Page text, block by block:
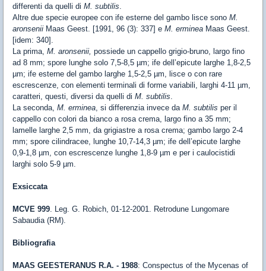
differenti da quelli di M. subtilis
Altre due specie europee con ife esterne del gambo lisce sono M.
aronsenii Maas Geest. [1991, 96 (3): 337] e M. erminea Maas Geest.
[idem: 340].
La prima, M. aronsenii, possiede un cappello grigio-bruno, largo fino
ad 8 mm; spore lunghe solo 7,5-8,5 µm; ife dell’epicute larghe 1,8-2,5
µm; ife esterne del gambo larghe 1,5-2,5 µm, lisce o con rare
escrescenze, con elementi terminali di forme variabili, larghi 4-11 µm,
caratteri, questi, diversi da quelli di M. subtilis
La seconda, M. erminea , si differenzia invece da M. subtilis per il
cappello con colori da bianco a rosa crema, largo fino a 35 mm;
lamelle larghe 2,5 mm, da grigiastre a rosa crema; gambo largo 2-4
mm; spore cilindracee, lunghe 10,7-14,3 µm; ife dell’epicute larghe
0,9-1,8 µm, con escrescenze lunghe 1,8-9 µm e per i caulocistidi
larghi solo 5-9 µm.
Exsiccata
MCVE 999 . Leg. G. Robich, 01-12-2001. Retrodune Lungomare
Sabaudia (RM).
Bibliografia
MAAS GEESTERANUS R.A. - 1988: Conspectus of the Mycenas of